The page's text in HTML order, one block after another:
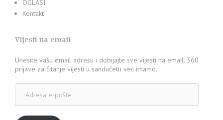
OGLASI
Kontakt
Vijesti na email
Unesite vašu email adresu i dobijajte sve vijesti na email. 360
prijave za čitanje vijesti u sandučetu već imamo.
pošte